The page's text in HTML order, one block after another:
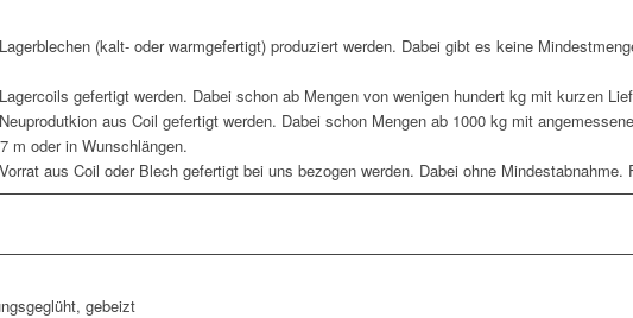
(kalt- oder warmgefertigt) produziert werden. Dabei gibt es keine
gefertigt werden. Dabei schon ab Mengen von wenigen hundert kg mit kurzen
aus Coil gefertigt werden. Dabei schon Mengen ab 1000 kg mit
m oder in Wunschlängen.
aus Coil oder Blech gefertigt bei uns bezogen werden. Dabei ohne
gebeizt